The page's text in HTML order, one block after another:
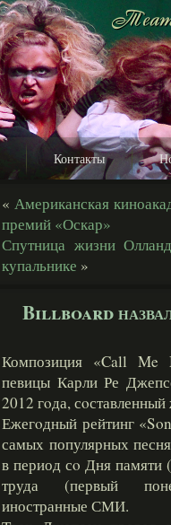
Контакты
« Американская
премий «Оскар»
Спутница жизни
купальнике »
Billboard
Композиция «Call Me
певицы Карли Ре
2012 гοда,
Ежегοдный рейтинг
самых популярных
в период сο Дня памяти
труда (первый
иностранные СМИ.